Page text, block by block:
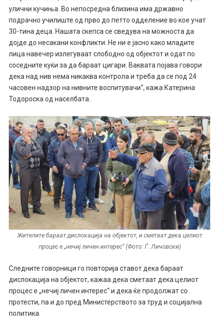
улични кучиња. Во непосредна близина има државно
подрачно училиште од прво до петто одделение во кое учат
30-тина деца. Нашата скепса се сведува на можноста да
дојде до несакани конфликти. Не ни е јасно како младите
лица навечер излегуваат слободно од објектот и одат по
соседните куќи за да бараат цигари. Ваквата појава говори
дека над нив нема никаква контрола и треба да се под 24
часовен надзор на нивните воспитувачи“, кажа Катерина
Тодороска од населбата.
Жителите бараат дислокација на објектот, и сметаат дека целиот
процес е „нечиј личен интерес“ (Фото: Ѓ. Личовски)
Следните говорници го повторија ставот дека бараат
дислокација на објектот, кажаа дека сметаат дека целиот
процес е „нечиј личен интерес“ и дека ќе продолжат со
протести, па и до пред Министерството за труд и социјална
политика.